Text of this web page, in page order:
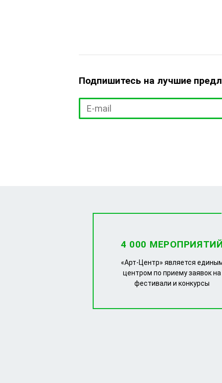
Подпишитесь на лучшие
4 000
«Арт-Центр» является
центром по приему заявок на
фестивали и конкурсы